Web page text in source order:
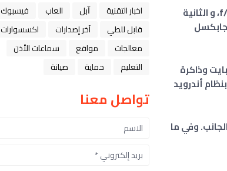
يحتوي الهاتف على كاميرا خلفية مزدوجة العدسة دقة الرئيسية 50 ميجابكسل، فتحة عدسة f/1.8، و الثانية
أمامية سيلفي بدقة 8 ميجابكسل
وذاكرة
أمبير في حين يعمل بنظام أندرويد
. وفي ما
اخبار التقنية
ﺁﺑﻞ العاب
فيسبوك
قابل للطي
آخر إصدارات
اكسسوارات
معالجات
مواقع
سماعات الأذن
التعليم
حماية صيانة
تواصل معنا